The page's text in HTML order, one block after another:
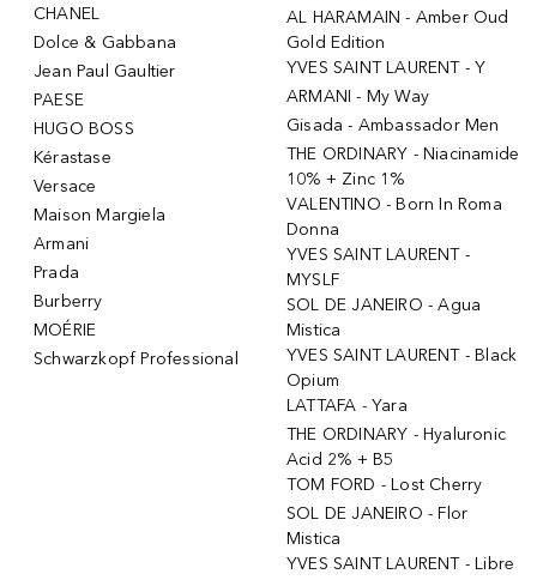
CHANEL
Dolce & Gabbana
Jean Paul Gaultier
PAESE
HUGO BOSS
Kérastase
Versace
Maison Margiela
Armani
Prada
Burberry
MOÉRIE
Schwarzkopf Professional
AL HARAMAIN - Amber Oud
Gold Edition
YVES SAINT LAURENT - Y
ARMANI - My Way
Gisada - Ambassador Men
THE ORDINARY - Niacinamide
10% + Zinc 1%
VALENTINO - Born In Roma
Donna
YVES SAINT LAURENT -
MYSLF
SOL DE JANEIRO - Agua
Mistica
YVES SAINT LAURENT - Black
Opium
LATTAFA - Yara
THE ORDINARY - Hyaluronic
Acid 2% + B5
TOM FORD - Lost Cherry
SOL DE JANEIRO - Flor
Mistica
YVES SAINT LAURENT - Libre